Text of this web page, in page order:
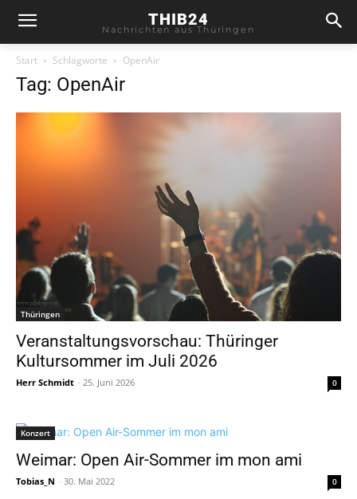
THIB24
Nachrichten aus Thüringen
Start Schlagworte OpenAir
Tag: OpenAir
Thüringen
Veranstaltungsvorschau: Thüringer
Kultursommer im Juli 2026
Herr Schmidt - 25. Juni 2026 0
Konzert
Weimar: Open Air-Sommer im mon ami
Tobias_N - 30. Mai 2022 0